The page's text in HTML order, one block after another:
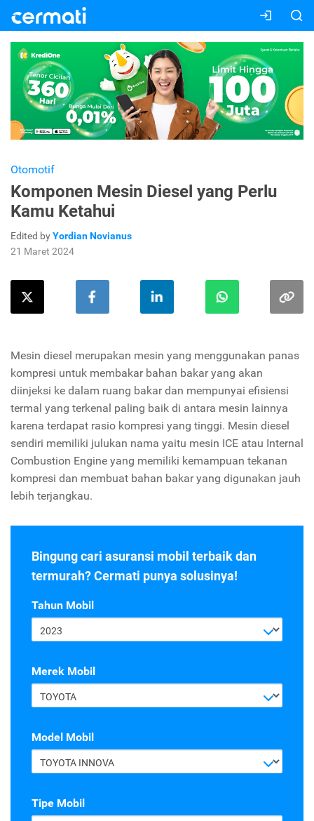
Otomotif
Komponen Mesin Diesel yang Perlu
Kamu Ketahui
Edited byYordian Novianus
21 Maret 2024
Mesin diesel merupakan mesin yang menggunakan panas
kompresi untuk membakar bahan bakar yang akan
diinjeksi ke dalam ruang bakar dan mempunyai efisiensi
termal yang terkenal paling baik di antara mesin lainnya
karena terdapat rasio kompresi yang tinggi. Mesin diesel
sendiri memiliki julukan nama yaitu mesin ICE atau Internal
Combustion Engine yang memiliki kemampuan tekanan
kompresi dan membuat bahan bakar yang digunakan jauh
lebih terjangkau.
Bingung cari asuransi mobil terbaik dan
termurah? Cermati punya solusinya!
Tahun Mobil
2023
Merek Mobil
TOYOTA
Model Mobil
TOYOTA INNOVA
Tipe Mobil